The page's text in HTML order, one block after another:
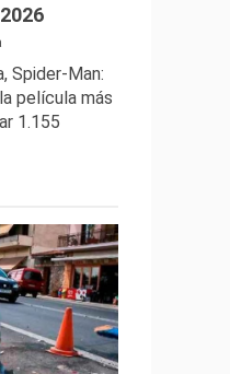
Spider-Man:
película más
1.155